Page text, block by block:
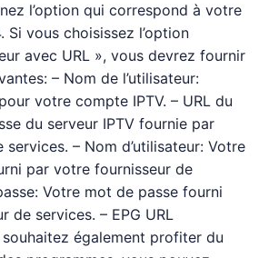
l’option qui correspond à votre
Si vous choisissez l’option
avec URL », vous devrez fournir
– Nom de l’utilisateur:
votre compte IPTV. – URL du
du serveur IPTV fournie par
– Nom d’utilisateur: Votre
par votre fournisseur de
Votre mot de passe fourni
de services. – EPG URL
également profiter du